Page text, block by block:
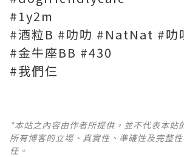
#1y2m
#酒粒B #叻叻 #NatNat #叻
#金牛座BB #430
#我們仨
*本站之內容由作者所提供，並不代表本站
所有博客的立場、真實性、準確性及完整
任。